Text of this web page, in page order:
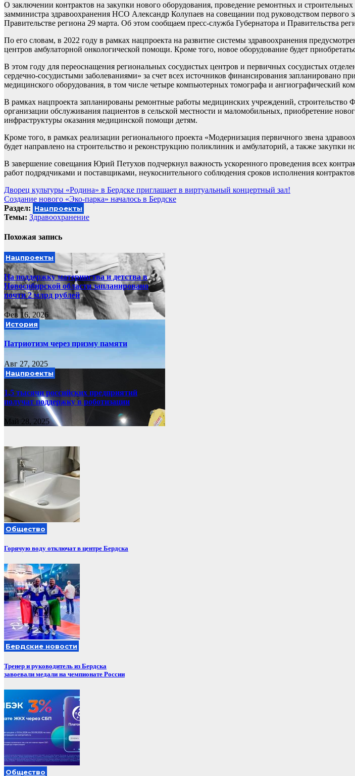
О заключении контрактов на закупки нового оборудования, проведение ремонтных и
замминистра здравоохранения НСО Александр Колупаев на совещании под руководством первого
Правительстве региона 29 марта. Об этом сообщаем пресс-служба Губернатора и Правительства
По его словам, в 2022 году в рамках нацпроекта на развитие системы здравоохранения
центров амбулаторной онкологической помощи. Кроме того, новое оборудование будет
В этом году для переоснащения региональных сосудистых центров и первичных сосудистых
сердечно-сосудистыми заболеваниями» за счет всех источников финансирования запланировано
медицинского оборудования, в том числе четыре компьютерных томографа и ангиографический
В рамках нацпроекта запланированы ремонтные работы медицинских учреждений, строительство
организации обслуживания пациентов в сельской местности и маломобильных, приобретение
инфраструктуры оказания медицинской помощи детям.
Кроме того, в рамках реализации регионального проекта «Модернизация первичного звена
будет направлено на строительство и реконструкцию поликлиник и амбулаторий, а также закупки
В завершение совещания Юрий Петухов подчеркнул важность ускоренного проведения всех
работ подрядчиками и поставщиками, неукоснительного соблюдения сроков исполнения
Навигация
по
записям
Дворец культуры «Родина» в Бердске приглашает в виртуальный концертный зал!
Создание нового «Эко-парка» началось в Бердске
Раздел: Нацпроекты
Темы: Здравоохранение
Похожая запись
Нацпроекты
На поддержку материнства и детства в
Новосибирской области запланировано
почти 2 млрд рублей
Фев 16, 2026
История
Патриотизм через призму памяти
Авг 27, 2025
Нацпроекты
1,5 тысячи российских предприятий
получат поддержку в роботизации
Май 28, 2025
Общество
Горячую воду отключат в центре Бердска
Бердские новости
Тренер и руководитель из Бердска
завоевали медали на чемпионате России
Общество